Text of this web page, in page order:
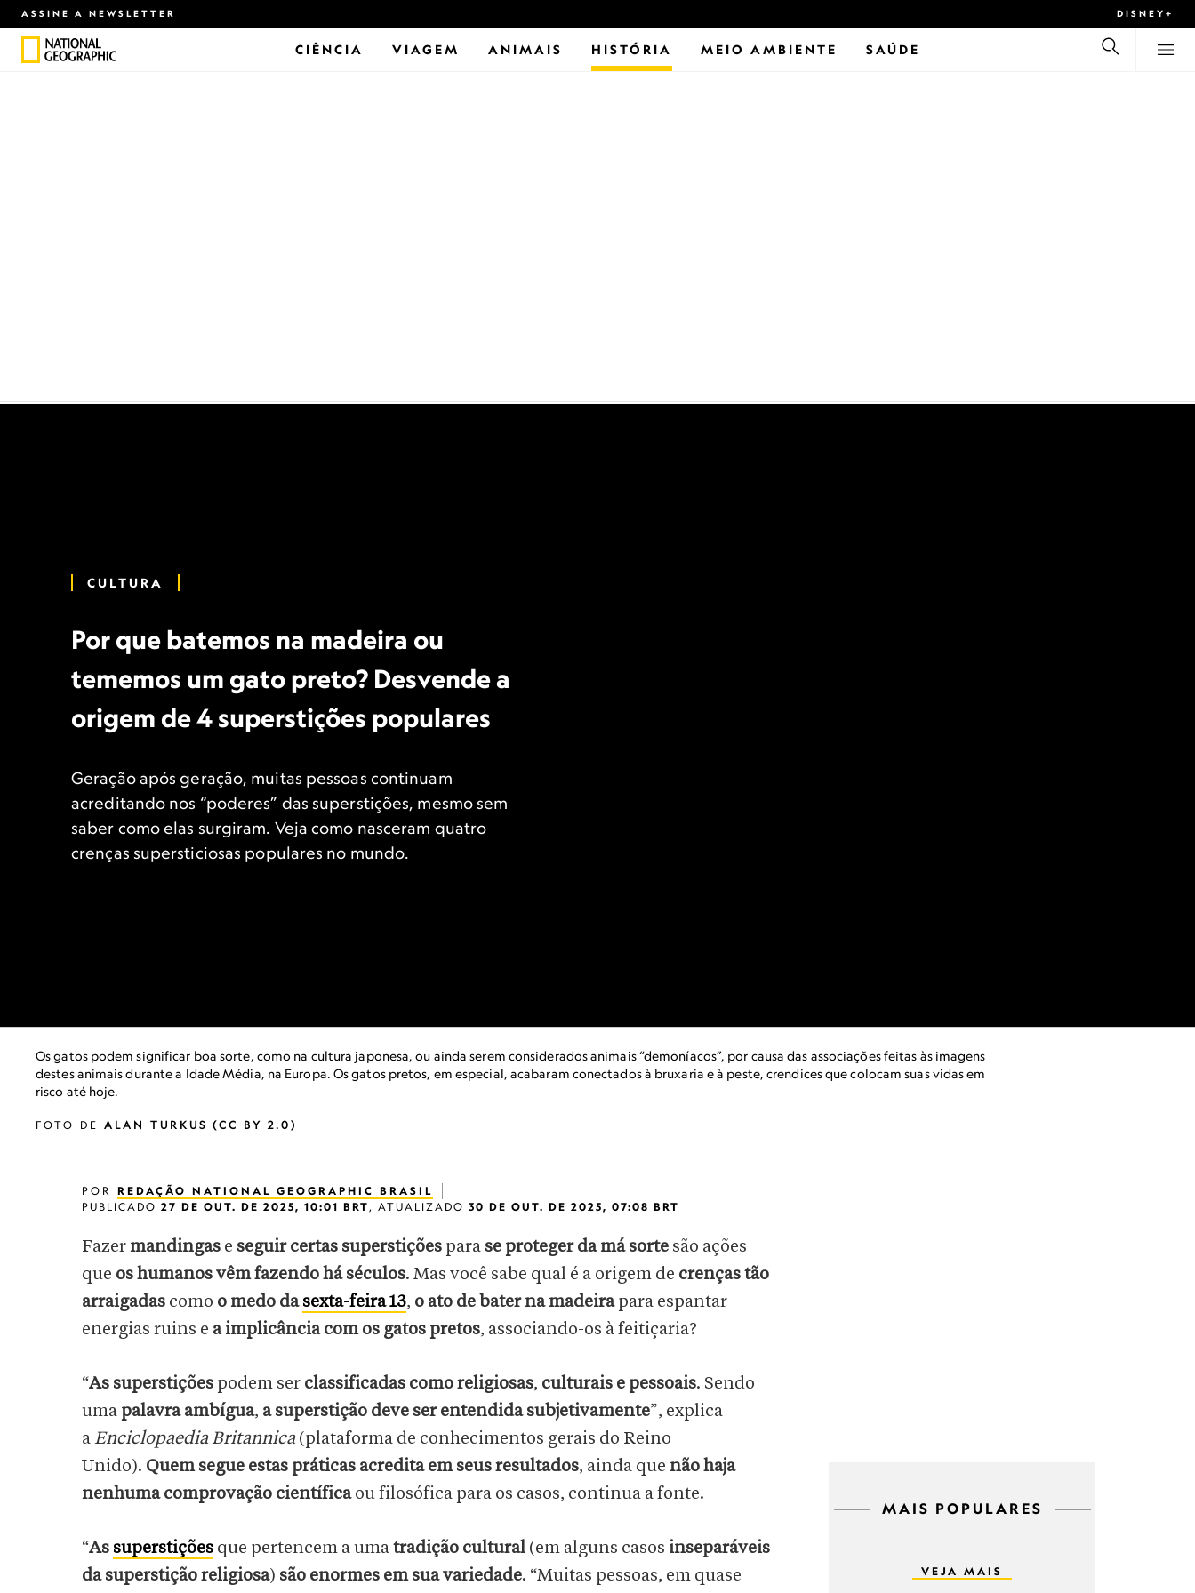
ASSINE A NEWSLETTER DISNEY+
CIÊNCIA VIAGEM ANIMAIS HISTÓRIA MEIO AMBIENTE SAÚDE
CULTURA
Por que batemos na madeira ou
tememos um gato preto? Desvende a
origem de 4 superstições populares
Geração após geração, muitas pessoas continuam
acreditando nos “poderes” das superstições, mesmo sem
saber como elas surgiram. Veja como nasceram quatro
crenças supersticiosas populares no mundo.
Os gatos podem significar boa sorte, como na cultura japonesa, ou ainda serem considerados animais “demoníacos”, por causa das associações feitas às imagens
destes animais durante a Idade Média, na Europa. Os gatos pretos, em especial, acabaram conectados à bruxaria e à peste, crendices que colocam suas vidas em
risco até hoje.
FOTO DE ALAN TURKUS (CC BY 2.0)
POR REDAÇÃO NATIONAL GEOGRAPHIC BRASIL
PUBLICADO 27 DE OUT. DE 2025, 10:01 BRT, ATUALIZADO 30 DE OUT. DE 2025, 07:08 BRT
Fazer mandingas e seguir certas superstições para se proteger da má sorte são ações
que os humanos vêm fazendo há séculos. Mas você sabe qual é a origem de crenças tão
arraigadas como o medo dasexta-feira 13, o ato de bater na madeirapara espantar
energias ruins e a implicância com os gatos pretos, associando-os à feitiçaria?
“As superstições podem ser classificadas como religiosas, culturais e pessoais. Sendo
uma palavra ambígua, a superstição deve ser entendida subjetivamente”, explica
aEnciclopaedia Britannica (plataforma de conhecimentos gerais do Reino
Unido). Quem segue estas práticas acredita em seus resultados, ainda que não haja
nenhuma comprovação científicaou filosófica para os casos, continua a fonte.
“As superstições que pertencem a umatradição cultural (em alguns casos inseparáveis
da superstição religiosa) são enormes em sua variedade. “Muitas pessoas, em quase
MAIS POPULARES
VEJA MAIS